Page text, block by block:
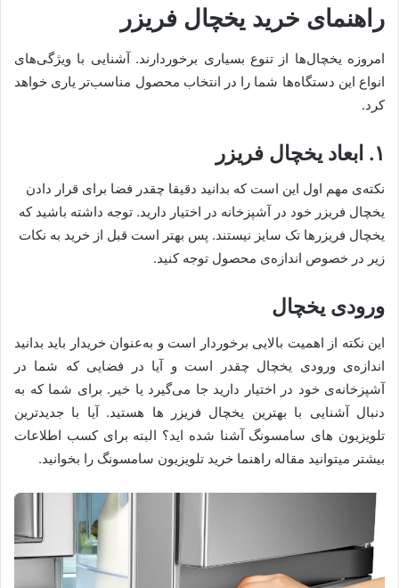
راهنمای خرید یخچال فریزر
امروزه یخچال‌ها از تنوع بسیاری برخوردارند. آشنایی با ویژگی‌های
انواع این دستگاه‌ها شما را در انتخاب محصول مناسب‌تر یاری خواهد
کرد.
۱. ابعاد یخچال فریزر
نکته‌ی مهم اول این است که بدانید دقیقا چقدر فضا برای قرار دادن
یخچال فریزر خود در آشپزخانه در اختیار دارید. توجه داشته باشید که
یخچال فریزرها تک سایز نیستند. پس بهتر است قبل از خرید به نکات
زیر در خصوص اندازه‌‌ی محصول توجه کنید.
ورودی یخچال
این نکته از اهمیت بالایی برخوردار است و به‌عنوان خریدار باید بدانید
اندازه‌ی ورودی یخچال چقدر است و آیا در فضایی که شما در
آشپزخانه‌ی خود در اختیار دارید جا می‌گیرد یا خیر. برای شما که به
دنبال آشنایی با بهترین یخچال فریزر ها هستید. آیا با جدیدترین
تلویزیون های سامسونگ آشنا شده اید؟ البته برای کسب اطلاعات
بیشتر میتوانید مقاله راهنما خرید تلویزیون سامسونگ را بخوانید.